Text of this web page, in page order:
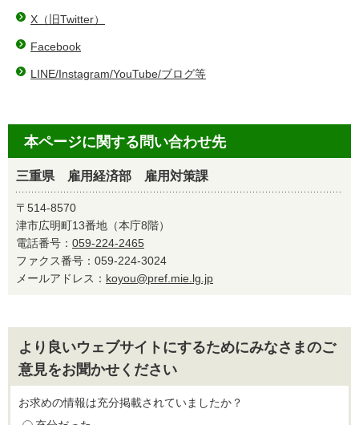
X（旧Twitter）
Facebook
LINE/Instagram/YouTube/ブログ等
本ページに関する問い合わせ先
三重県 雇用経済部 雇用対策課
〒514-8570
津市広明町13番地（本庁8階）
電話番号： 059-224-2465
ファクス番号：059-224-3024
メールアドレス： koyou@pref.mie.lg.jp
より良いウェブサイトにするためにみなさまのご
意見をお聞かせください
お求めの情報は充分掲載されていましたか？